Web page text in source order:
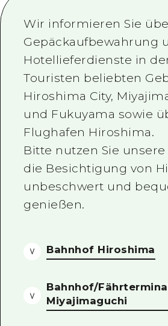
Radfahren
Einkaufen
Sport
Nachtleben
Weltkulturerbe
Standard
Geschichte /
Aki
Bingo
Bihoku
Geihoku
Rund um
Östliches
Bingo
Bihoku
Rund um
Östliches
Shimane
Nützliche
Aufführen
Zugang
Überlastung
Preiswerte
Ein freiwilliger
Videos von
HOME
Nachrichten
Wir informieren Sie
Gepäckaufbewahrung
Hotellieferdienste in
Touristen beliebten
Hiroshima City,
und Fukuyama sowie
Flughafen Hiroshima.
Bitte nutzen Sie
die Besichtigung von
unbeschwert und
genießen.
Bahnhof Hiroshima
Bahnhof/
Miyajimaguchi